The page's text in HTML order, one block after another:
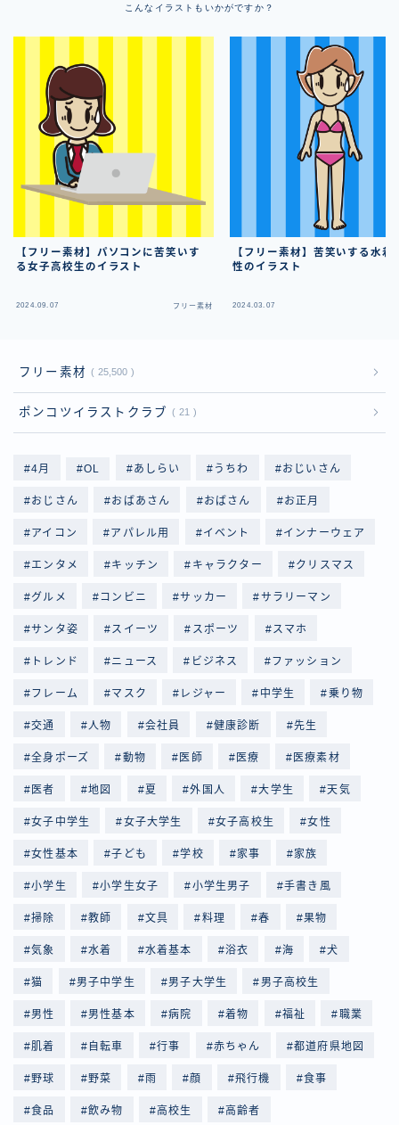
Follow Me
こんなイラストもいかがですか？
【フリー素材】パソコンに苦笑いす
る女子高校生のイラスト
2024.09.07 フリー素材
【フリー素材】苦笑いする水着
性のイラスト
2024.03.07
フリー素材 25,500
ポンコツイラストクラブ 21
4月 OL あしらい うちわ おじいさん
おじさん おばあさん おばさん お正月
アイコン アパレル用 イベント インナーウェア
エンタメ キッチン キャラクター クリスマス
グルメ コンビニ サッカー サラリーマン
サンタ姿 スイーツ スポーツ スマホ
トレンド ニュース ビジネス ファッション
フレーム マスク レジャー 中学生 乗り物
交通 人物 会社員 健康診断 先生
全身ポーズ 動物 医師 医療 医療素材
医者 地図 夏 外国人 大学生 天気
女子中学生 女子大学生 女子高校生 女性
女性基本 子ども 学校 家事 家族
小学生 小学生女子 小学生男子 手書き風
掃除 教師 文具 料理 春 果物
気象 水着 水着基本 浴衣 海 犬
猫 男子中学生 男子大学生 男子高校生
男性 男性基本 病院 着物 福祉 職業
肌着 自転車 行事 赤ちゃん 都道府県地図
野球 野菜 雨 顔 飛行機 食事
食品 飲み物 高校生 高齢者